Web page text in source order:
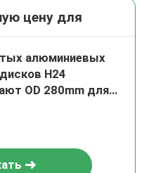
цену для
алюминиевых
H24
OD 280mm для